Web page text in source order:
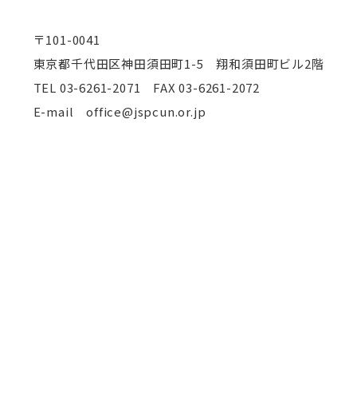
〒101-0041
東京都千代田区神田須田町1-5 翔和須田町ビル2階
TEL 03-6261-2071 FAX 03-6261-2072
E-mail office@jspcun.or.jp